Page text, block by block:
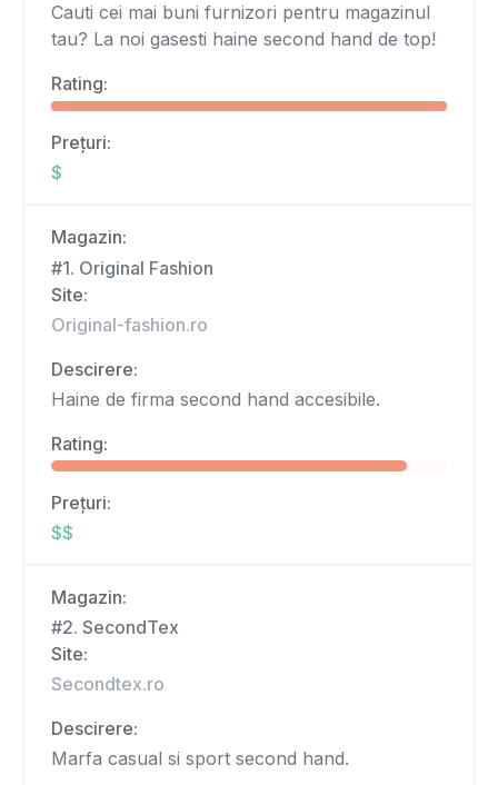
Cauti cei mai buni furnizori pentru magazinul
tau? La noi gasesti haine second hand de top!
Rating:
Prețuri:
$
Magazin:
#1. Original Fashion
Site:
Original-fashion.ro
Descirere:
Haine de firma second hand accesibile.
Rating:
Prețuri:
$$
Magazin:
#2. SecondTex
Site:
Secondtex.ro
Descirere:
Marfa casual si sport second hand.